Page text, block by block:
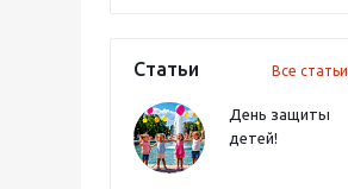
Статьи Все статьи
День защиты
детей!